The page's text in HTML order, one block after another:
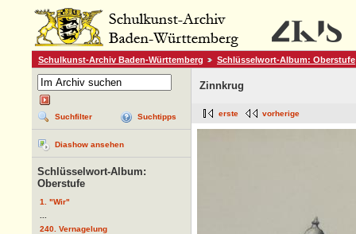
Schulkunst-Archiv Baden-Württemberg Schlüsselwort-Album: Oberstufe
Suchfilter Suchtipps
Diashow ansehen
Schlüsselwort-Album:
Oberstufe
1. "Wir"
240. Vernagelung
Zinnkrug
erste vorherige